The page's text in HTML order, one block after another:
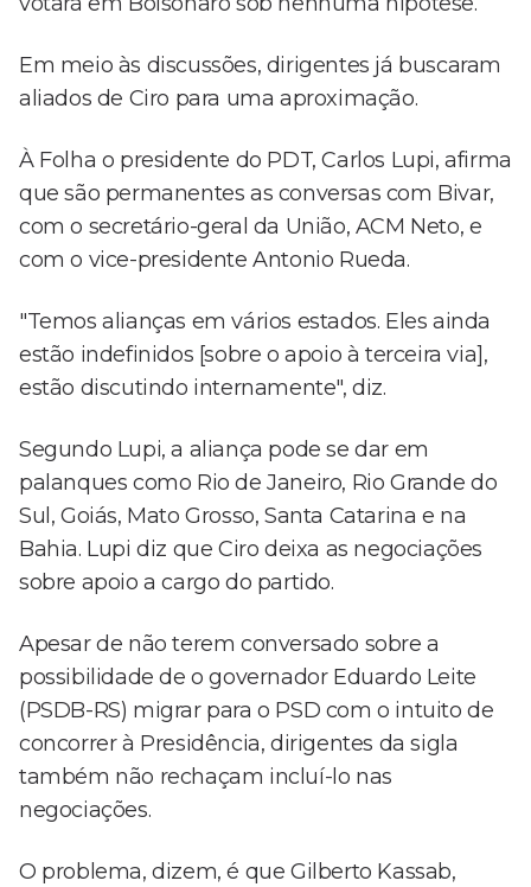
Em meio às discussões, dirigentes já buscaram
aliados de Ciro para uma aproximação.
À Folha o presidente do PDT, Carlos Lupi, afirma
que são permanentes as conversas com Bivar,
com o secretário-geral da União, ACM Neto, e
com o vice-presidente Antonio Rueda.
"Temos alianças em vários estados. Eles ainda
estão indefinidos [sobre o apoio à terceira via],
estão discutindo internamente", diz.
Segundo Lupi, a aliança pode se dar em
palanques como Rio de Janeiro, Rio Grande do
Sul, Goiás, Mato Grosso, Santa Catarina e na
Bahia. Lupi diz que Ciro deixa as negociações
sobre apoio a cargo do partido.
Apesar de não terem conversado sobre a
possibilidade de o governador Eduardo Leite
(PSDB-RS) migrar para o PSD com o intuito de
concorrer à Presidência, dirigentes da sigla
também não rechaçam incluí-lo nas
negociações.
O problema, dizem, é que Gilberto Kassab,